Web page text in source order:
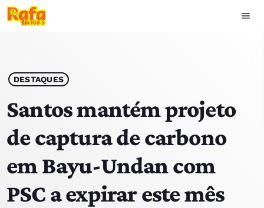
menu
play_arrow OUVIR RAFA
HOME
NOTÍCIAS
EQUIPA
DESTAQUES
Santos mantém projeto
de captura de carbono
em Bayu-Undan com
PSC a expirar este mês